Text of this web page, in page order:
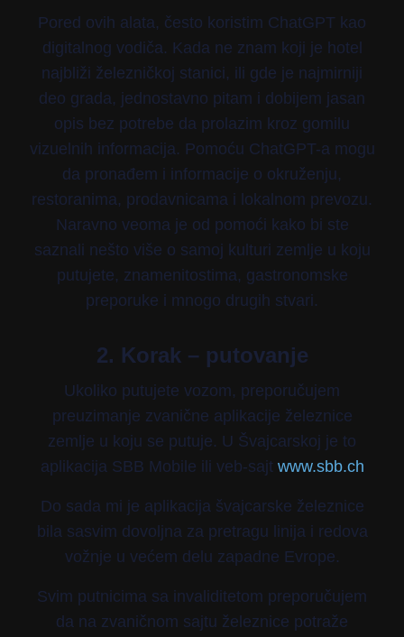
Pored ovih alata, često koristim ChatGPT kao
digitalnog vodiča. Kada ne znam koji je hotel
najbliži železničkoj stanici, ili gde je najmirniji
deo grada, jednostavno pitam i dobijem jasan
opis bez potrebe da prolazim kroz gomilu
vizuelnih informacija. Pomoću ChatGPT-a mogu
da pronađem i informacije o okruženju,
restoranima, prodavnicama i lokalnom prevozu.
Naravno veoma je od pomoći kako bi ste
saznali nešto više o samoj kulturi zemlje u koju
putujete, znamenitostima, gastronomske
preporuke i mnogo drugih stvari.
2. Korak – putovanje
Ukoliko putujete vozom, preporučujem
preuzimanje zvanične aplikacije železnice
zemlje u koju se putuje. U Švajcarskoj je to
aplikacija SBB Mobile ili veb-sajt www.sbb.ch
Do sada mi je aplikacija švajcarske železnice
bila sasvim dovoljna za pretragu linija i redova
vožnje u većem delu zapadne Evrope.
Svim putnicima sa invaliditetom preporučujem
da na zvaničnom sajtu železnice potraže